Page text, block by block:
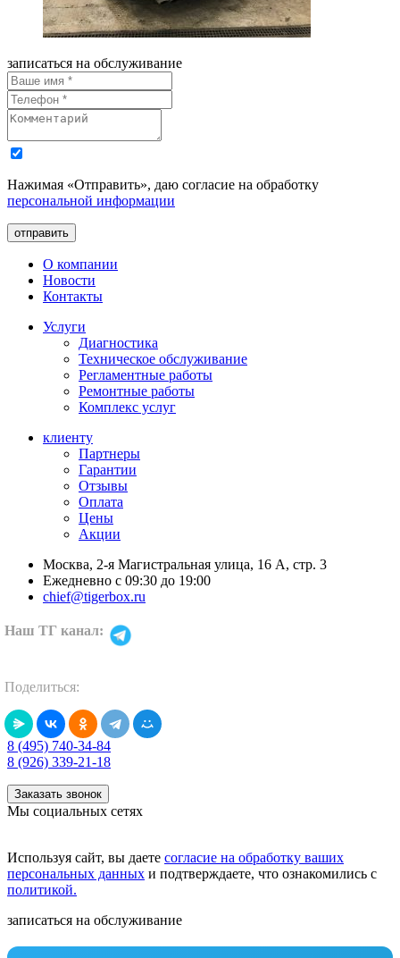
записаться на обслуживание
Нажимая «Отправить», даю согласие на обработку
персональной информации
отправить
О компании
Новости
Контакты
Услуги
Диагностика
Техническое обслуживание
Регламентные работы
Ремонтные работы
Комплекс услуг
клиенту
Партнеры
Гарантии
Отзывы
Оплата
Цены
Акции
Москва, 2-я Магистральная улица, 16 А, стр. 3
Ежедневно с 09:30 до 19:00
chief@tigerbox.ru
Наш TГ канал:
Поделиться:
8 (495) 740-34-84
8 (926) 339-21-18
Заказать звонок
Мы социальных сетях
Используя сайт, вы даете согласие на обработку ваших
персональных данных и подтверждаете, что ознакомились с
политикой.
записаться на обслуживание